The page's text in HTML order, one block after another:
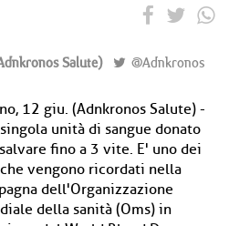
Salute) @Adnkronos
12 giu. (Adnkronos Salute) -
unità di sangue donato
fino a 3 vite. E' uno dei
vengono ricordati nella
dell'Organizzazione
della sanità (Oms) in